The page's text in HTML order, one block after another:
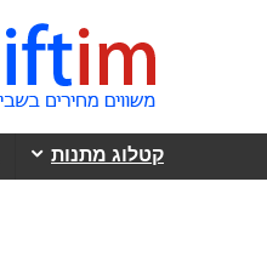
קטלוג מתנות